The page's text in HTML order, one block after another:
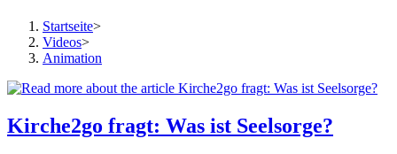
Startseite>
Videos>
Animation
Kirche2go fragt: Was ist Seelsorge?